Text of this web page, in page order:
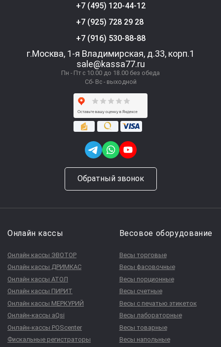
+7 (495) 120-44-12
+7 (925) 728 29 28
+7 (916) 530-88-88
г.Москва, 1-я Владимирская, д.33, корп.1
sale@kassa77.ru
Пн - Пт с 10.00 до 18.00 без обеда
Сб- Вс - выходной
Обратный звонок
Онлайн кассы
Онлайн кассы ЭВОТОР
Онлайн кассы ДРИМКАС
Онлайн кассы АТОЛ
Онлайн кассы ПИРИТ
Онлайн кассы МЕРКУРИЙ
Онлайн-кассы aQsi
Онлайн-кассы POScenter
Фискальные регистраторы
Весовое оборудование
Весы торговые
Весы фасовочные
Весы порционные
Весы счетные
Весы с печатью этикеток
Весы лабораторные
Весы товарные
Весы напольные